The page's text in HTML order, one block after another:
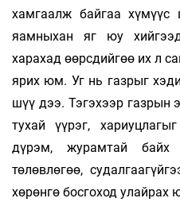
хамгаалж байгаа
яамныхан яг юу
харахад өөрсдийгөө их л
ярих юм. Уг нь газрыг
шүү дээ. Тэгэхээр газрын
тухай үүрэг,
дүрэм, журамтай
төлөвлөгөө,
хөрөнгө босгоход улайрах